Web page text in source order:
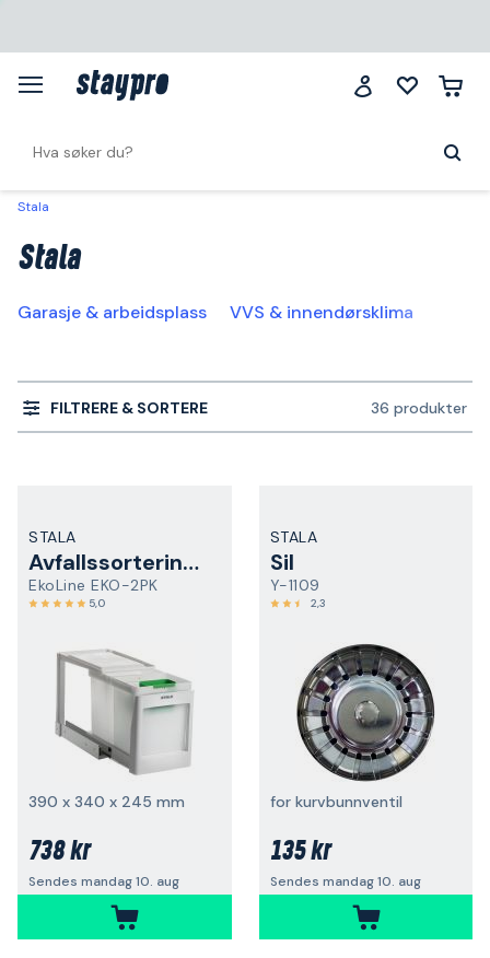
Stala
Stala
Garasje & arbeidsplass VVS & innendørsklima
FILTRERE & SORTERE 36 produkter
STALA
Avfallssorteringssystem
EkoLine EKO-2PK
5,0
390 x 340 x 245 mm
738 kr
Sendes mandag 10. aug
STALA
Sil
Y-1109
2,3
for kurvbunnventil
135 kr
Sendes mandag 10. aug